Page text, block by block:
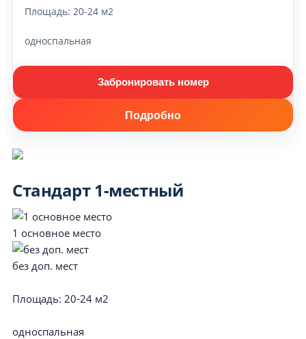
Площадь: 20-24 м2
односпальная
Забронировать номер
Подробно
Стандарт 1-местный
1 основное место
без доп. мест
Площадь: 20-24 м2
односпальная